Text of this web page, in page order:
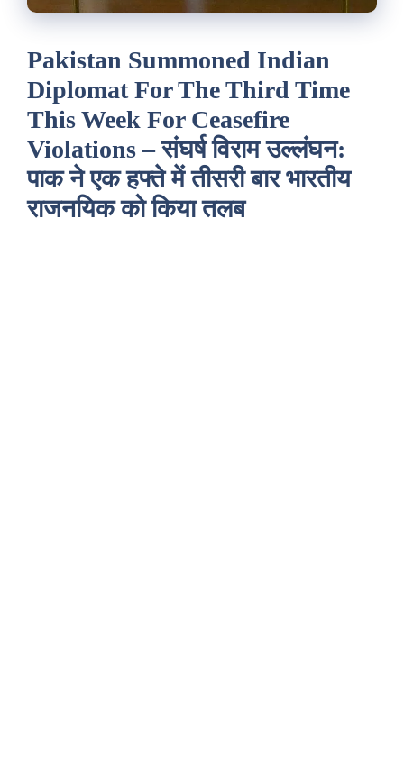
Pakistan Summoned Indian
Diplomat For The Third Time
This Week For Ceasefire
Violations – संघर्ष विराम उल्लंघन:
पाक ने एक हफ्ते में तीसरी बार भारतीय
राजनयिक को किया तलब